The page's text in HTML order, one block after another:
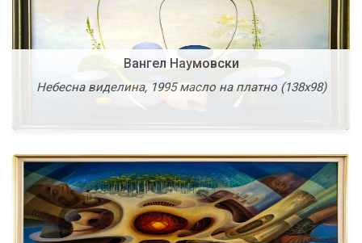
Вангел Наумовски
Небесна виделина, 1995 масло на платно (138х98)
Васко Ташковски
Школка - тврдина, 1996 масло на платно (81х100)